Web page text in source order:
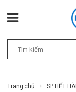
Trang chủ SP HẾT